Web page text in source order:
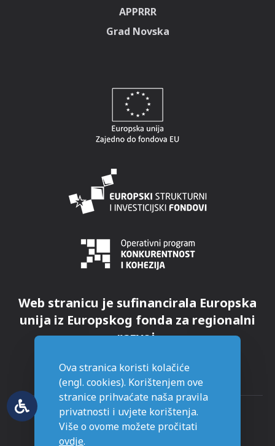
APPRRR
Grad Novska
Web stranicu je sufinancirala Europska
unija iz Europskog fonda za regionalni
razvoj.
Ova stranica koristi kolačiće
(engl. cookies). Korištenjem ove
stranice prihvaćate naša pravila
privatnosti i uvjete korištenja.
Više o ovome možete pročitati
ovdje.